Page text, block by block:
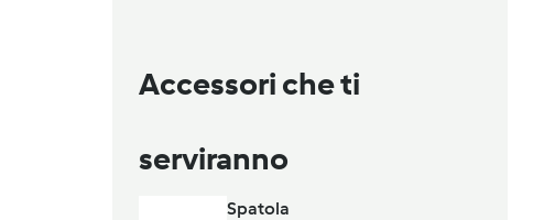
Accessori che ti
serviranno
Spatola